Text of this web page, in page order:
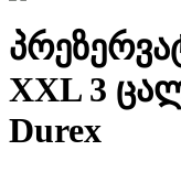
XXL 3
Durex